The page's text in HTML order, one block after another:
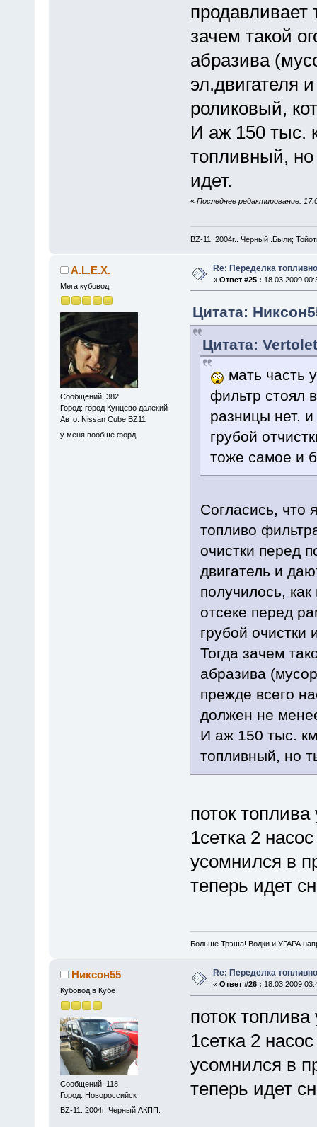
продавливает
зачем такой
абразива
эл.двигателя
роликовый,
И аж 150 тыс.
топливный, но
идет.
« Последнее редактирование:
BZ-11. 2004г.. Черный .Были;
A.L.E.X.
Мега кубовод
Сообщений: 382
Город: город Кунцево далекий
Авто: Nissan Cube BZ11
у меня вообще форд
Re: Переделка
« Ответ #25 : 18.03.2009
Цитата:
Цитата:
мать часть
фильтр стоял
разницы нет.
грубой
тоже самое и
Согласись, что
топливо
очистки перед
двигатель и
получилось,
отсеке перед
грубой очистки
Тогда зачем
абразива
прежде всего
должен не
И аж 150 тыс.
топливный, но
поток
1сетка 2
усомнился в
теперь идет
Больше Трэша! Водки и УГАРА
Никсон55
Кубовод в Кубе
Сообщений: 118
Город: Новороссийск
BZ-11. 2004г. Черный.АКПП.
Re: Переделка
« Ответ #26 : 18.03.2009
поток
1сетка 2
усомнился в
теперь идет